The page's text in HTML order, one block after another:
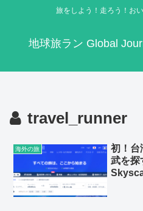
旅をしよう！走ろう！お
地球旅ラン Global
travel_runner
海外の旅
初！台
武を探